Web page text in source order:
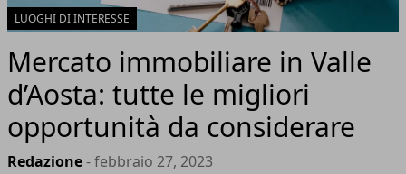
LUOGHI DI INTERESSE
Mercato immobiliare in Valle
d’Aosta: tutte le migliori
opportunità da considerare
Redazione- febbraio 27, 2023